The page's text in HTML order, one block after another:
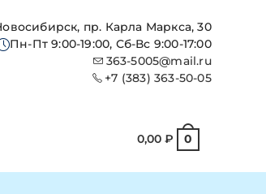
пр. Карла Маркса, 30
Пн-Пт 9:00-19:00, Сб-Вс 9:00-17:00
363-5005@mail.ru
+7 (383) 363-50-05
0,00 ₽ 0